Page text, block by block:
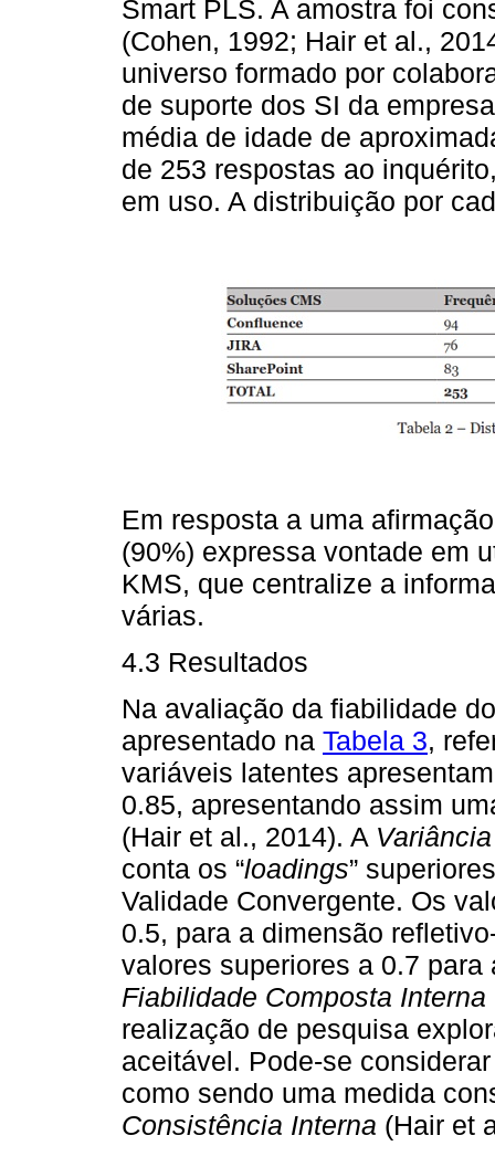
Smart PLS. A amostra foi
(Cohen, 1992; Hair et al.,
universo formado por
de suporte dos SI da
média de idade de
de 253 respostas ao
em uso. A distribuição por
Em resposta a uma
(90%) expressa vontade em
KMS, que centralize a
várias.
4.3 Resultados
Na avaliação da fiabilidade
apresentado na Tabela 3,
variáveis latentes
0.85, apresentando assim
(Hair et al., 2014). A
conta os “loadings”
Validade Convergente. Os
0.5, para a dimensão
valores superiores a 0.7
Fiabilidade Composta Interna
realização de pesquisa
aceitável. Pode-se
como sendo uma medida
Consistência Interna (Hair et